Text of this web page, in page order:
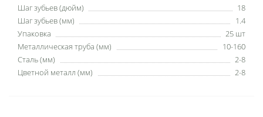
Шаг зубьев (дюйм)
18
Шаг зубьев (мм)
1.4
Упаковка
25 шт
Металлическая труба (мм)
10-160
Сталь (мм)
2-8
Цветной металл (мм)
2-8